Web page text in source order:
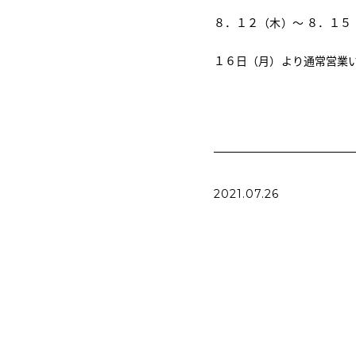
８．１２（木）〜 ８．１５
１６日（月）より通常営業
2021.07.26